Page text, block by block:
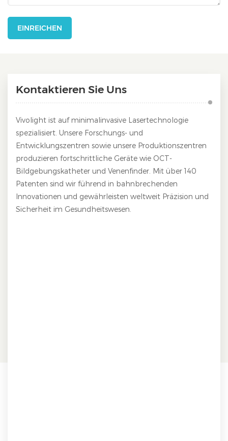
EINREICHEN
Kontaktieren Sie Uns
Vivolight ist auf minimalinvasive Lasertechnologie
spezialisiert. Unsere Forschungs- und
Entwicklungszentren sowie unsere Produktionszentren
produzieren fortschrittliche Geräte wie OCT-
Bildgebungskatheter und Venenfinder. Mit über 140
Patenten sind wir führend in bahnbrechenden
Innovationen und gewährleisten weltweit Präzision und
Sicherheit im Gesundheitswesen.